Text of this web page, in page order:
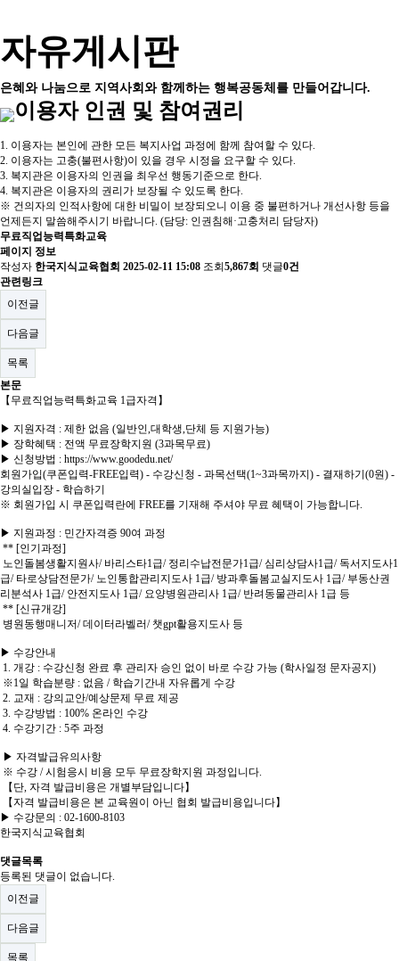
자유게시판
은혜와 나눔으로 지역사회와 함께하는 행복공동체를 만들어갑니다.
이용자 인권 및 참여권리
1. 이용자는 본인에 관한 모든 복지사업 과정에 함께 참여할 수 있다.
2. 이용자는 고충(불편사항)이 있을 경우 시정을 요구할 수 있다.
3. 복지관은 이용자의 인권을 최우선 행동기준으로 한다.
4. 복지관은 이용자의 권리가 보장될 수 있도록 한다.
※ 건의자의 인적사항에 대한 비밀이 보장되오니 이용 중 불편하거나 개선사항 등을
언제든지 말씀해주시기 바랍니다. (담당: 인권침해·고충처리 담당자)
무료직업능력특화교육
페이지 정보
작성자 한국지식교육협회 2025-02-11 15:08 조회 5,867회 댓글0건
관련링크
이전글
다음글
목록
본문
【무료직업능력특화교육 1급자격】
▶ 지원자격 : 제한 없음 (일반인,대학생,단체 등 지원가능)
▶ 장학혜택 : 전액 무료장학지원 (3과목무료)
▶ 신청방법 : https://www.goodedu.net/
회원가입(쿠폰입력-FREE입력) - 수강신청 - 과목선택(1~3과목까지) - 결재하기(0원) -
강의실입장 - 학습하기
※ 회원가입 시 쿠폰입력란에 FREE를 기재해 주셔야 무료 혜택이 가능합니다.
▶ 지원과정 : 민간자격증 90여 과정
** [인기과정]
노인돌봄생활지원사/ 바리스타1급/ 정리수납전문가1급/ 심리상담사1급/ 독서지도사1
급/ 타로상담전문가/ 노인통합관리지도사 1급/ 방과후돌봄교실지도사 1급/ 부동산권
리분석사 1급/ 안전지도사 1급/ 요양병원관리사 1급/ 반려동물관리사 1급 등
** [신규개강]
병원동행매니저/ 데이터라벨러/ 챗gpt활용지도사 등
▶ 수강안내
1. 개강 : 수강신청 완료 후 관리자 승인 없이 바로 수강 가능 (학사일정 문자공지)
※1일 학습분량 : 없음 / 학습기간내 자유롭게 수강
2. 교재 : 강의교안/예상문제 무료 제공
3. 수강방법 : 100% 온라인 수강
4. 수강기간 : 5주 과정
▶ 자격발급유의사항
※ 수강 / 시험응시 비용 모두 무료장학지원 과정입니다.
【단, 자격 발급비용은 개별부담입니다】
【자격 발급비용은 본 교육원이 아닌 협회 발급비용입니다】
▶ 수강문의 : 02-1600-8103
한국지식교육협회
댓글목록
등록된 댓글이 없습니다.
이전글
다음글
목록